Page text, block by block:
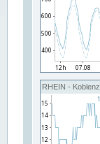
RHEIN - Koblenz